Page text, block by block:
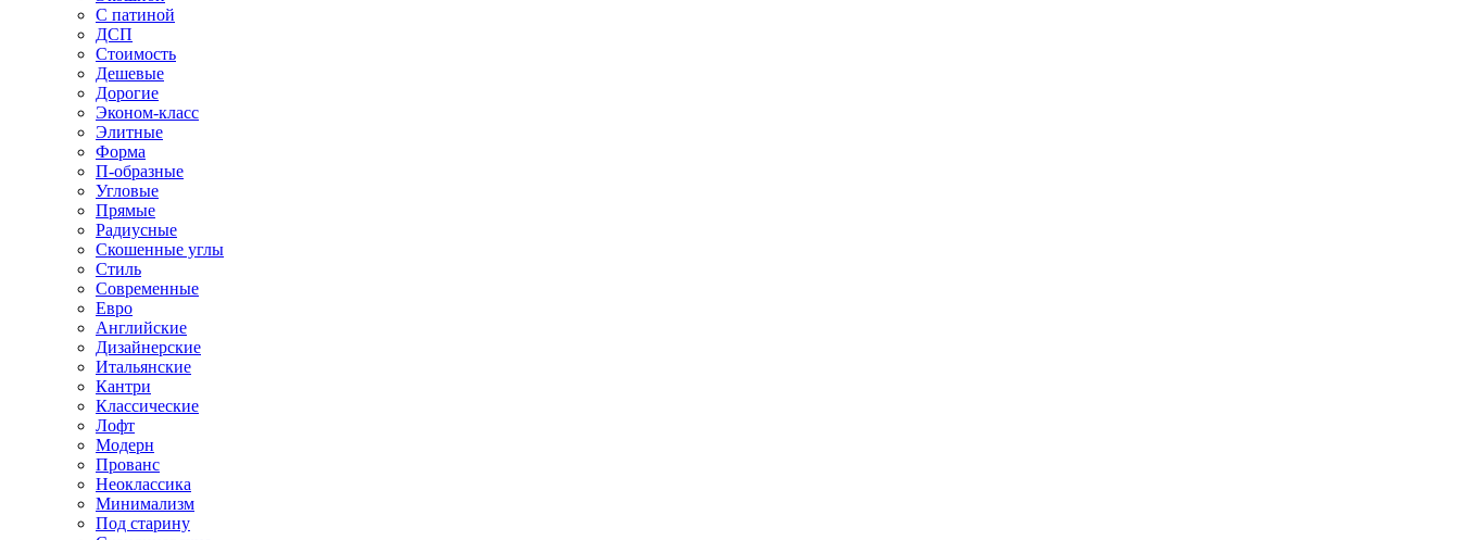
С патиной
ДСП
Стоимость
Дешевые
Дорогие
Эконом-класс
Элитные
Форма
П-образные
Угловые
Прямые
Радиусные
Скошенные углы
Стиль
Современные
Евро
Английские
Дизайнерские
Итальянские
Кантри
Классические
Лофт
Модерн
Прованс
Неоклассика
Минимализм
Под старину